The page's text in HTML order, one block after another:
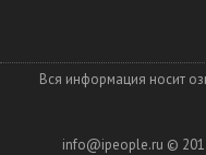
Вся информация носит
info@ipeople.ru ©